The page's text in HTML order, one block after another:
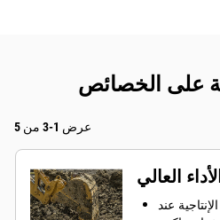
على الخصائص
عرض 1-3 من 5
العالي
عند